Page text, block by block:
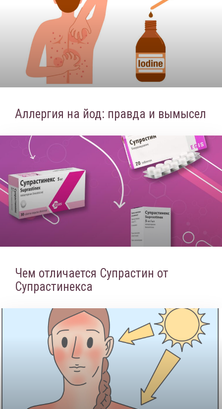
Аллергия на йод: правда и вымысел
Чем отличается Супрастин от
Супрастинекса